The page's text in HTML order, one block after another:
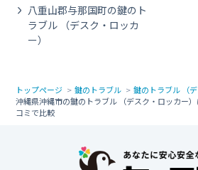
八重山郡与那国町の鍵のト
ラブル （デスク・ロッカ
ー）
トップページ 鍵のトラブル
鍵のトラブル （デ
沖縄県沖縄市の鍵のトラブル （デスク・ロッカー
コミで比較